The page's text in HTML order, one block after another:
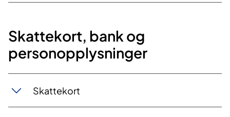
Skattekort, bank og
personopplysninger
Skattekort